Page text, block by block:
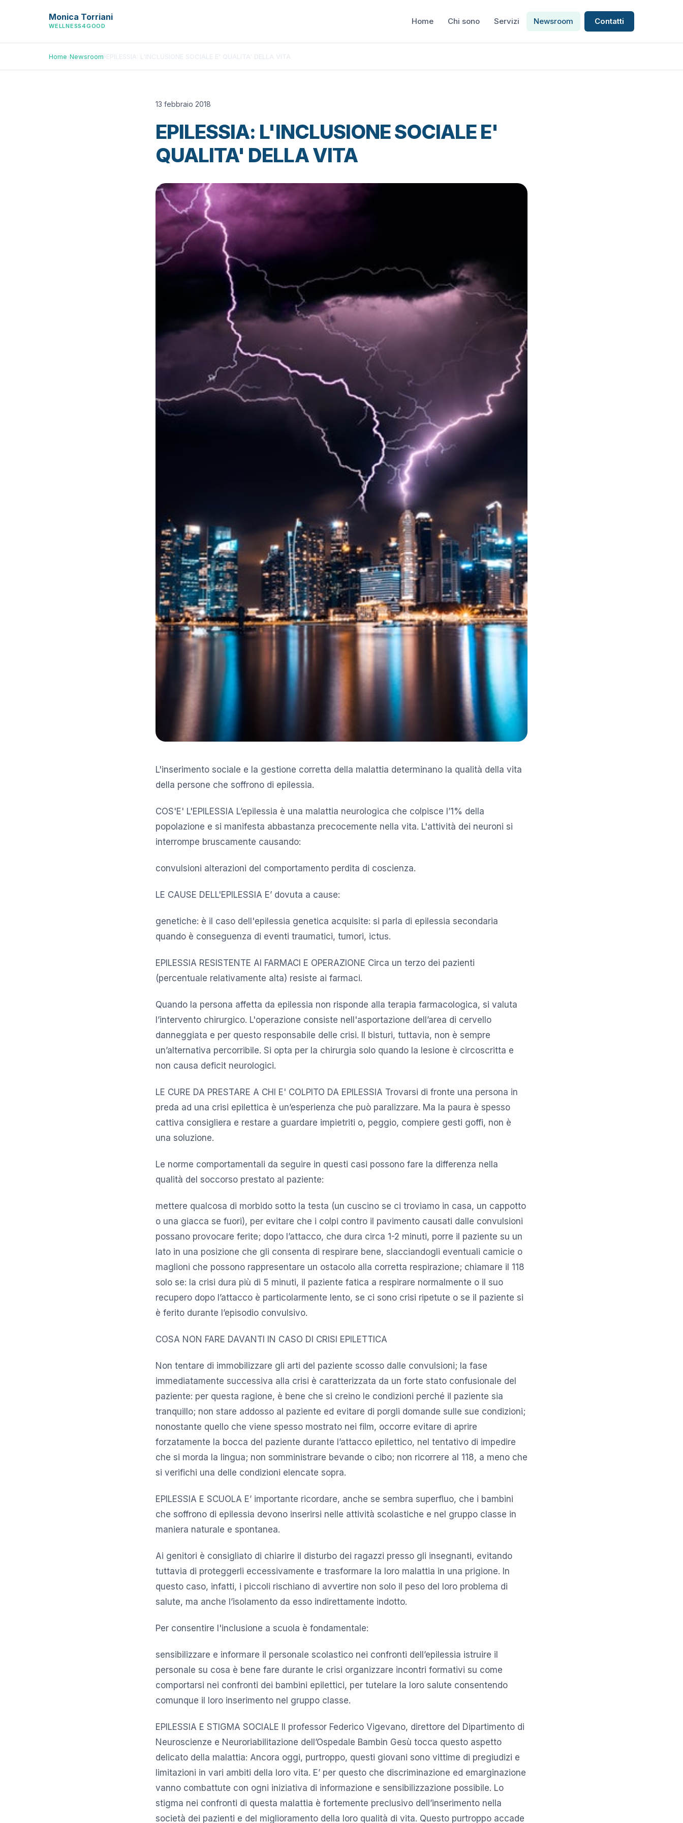
Monica Torriani
WELLNESS4GOOD Home Chi sono Servizi Newsroom Contatti
Home›Newsroom›EPILESSIA: L'INCLUSIONE SOCIALE E' QUALITA' DELLA VITA
13 febbraio 2018
EPILESSIA: L'INCLUSIONE SOCIALE E'
QUALITA' DELLA VITA
L'inserimento sociale e la gestione corretta della malattia determinano la qualità della vita
della persone che soffrono di epilessia.
COS'E' L'EPILESSIA L’epilessia è una malattia neurologica che colpisce l’1% della
popolazione e si manifesta abbastanza precocemente nella vita. L'attività dei neuroni si
interrompe bruscamente causando:
convulsioni alterazioni del comportamento perdita di coscienza.
LE CAUSE DELL'EPILESSIA E’ dovuta a cause:
genetiche: è il caso dell'epilessia genetica acquisite: si parla di epilessia secondaria
quando è conseguenza di eventi traumatici, tumori, ictus.
EPILESSIA RESISTENTE AI FARMACI E OPERAZIONE Circa un terzo dei pazienti
(percentuale relativamente alta) resiste ai farmaci.
Quando la persona affetta da epilessia non risponde alla terapia farmacologica, si valuta
l’intervento chirurgico. L'operazione consiste nell'asportazione dell’area di cervello
danneggiata e per questo responsabile delle crisi. Il bisturi, tuttavia, non è sempre
un’alternativa percorribile. Si opta per la chirurgia solo quando la lesione è circoscritta e
non causa deficit neurologici.
LE CURE DA PRESTARE A CHI E' COLPITO DA EPILESSIA Trovarsi di fronte una persona in
preda ad una crisi epilettica è un’esperienza che può paralizzare. Ma la paura è spesso
cattiva consigliera e restare a guardare impietriti o, peggio, compiere gesti goffi, non è
una soluzione.
Le norme comportamentali da seguire in questi casi possono fare la differenza nella
qualità del soccorso prestato al paziente:
mettere qualcosa di morbido sotto la testa (un cuscino se ci troviamo in casa, un cappotto
o una giacca se fuori), per evitare che i colpi contro il pavimento causati dalle convulsioni
possano provocare ferite; dopo l’attacco, che dura circa 1-2 minuti, porre il paziente su un
lato in una posizione che gli consenta di respirare bene, slacciandogli eventuali camicie o
maglioni che possono rappresentare un ostacolo alla corretta respirazione; chiamare il 118
solo se: la crisi dura più di 5 minuti, il paziente fatica a respirare normalmente o il suo
recupero dopo l’attacco è particolarmente lento, se ci sono crisi ripetute o se il paziente si
è ferito durante l’episodio convulsivo.
COSA NON FARE DAVANTI IN CASO DI CRISI EPILETTICA
Non tentare di immobilizzare gli arti del paziente scosso dalle convulsioni; la fase
immediatamente successiva alla crisi è caratterizzata da un forte stato confusionale del
paziente: per questa ragione, è bene che si creino le condizioni perché il paziente sia
tranquillo; non stare addosso al paziente ed evitare di porgli domande sulle sue condizioni;
nonostante quello che viene spesso mostrato nei film, occorre evitare di aprire
forzatamente la bocca del paziente durante l’attacco epilettico, nel tentativo di impedire
che si morda la lingua; non somministrare bevande o cibo; non ricorrere al 118, a meno che
si verifichi una delle condizioni elencate sopra.
EPILESSIA E SCUOLA E’ importante ricordare, anche se sembra superfluo, che i bambini
che soffrono di epilessia devono inserirsi nelle attività scolastiche e nel gruppo classe in
maniera naturale e spontanea.
Ai genitori è consigliato di chiarire il disturbo dei ragazzi presso gli insegnanti, evitando
tuttavia di proteggerli eccessivamente e trasformare la loro malattia in una prigione. In
questo caso, infatti, i piccoli rischiano di avvertire non solo il peso del loro problema di
salute, ma anche l’isolamento da esso indirettamente indotto.
Per consentire l'inclusione a scuola è fondamentale:
sensibilizzare e informare il personale scolastico nei confronti dell’epilessia istruire il
personale su cosa è bene fare durante le crisi organizzare incontri formativi su come
comportarsi nei confronti dei bambini epilettici, per tutelare la loro salute consentendo
comunque il loro inserimento nel gruppo classe.
EPILESSIA E STIGMA SOCIALE Il professor Federico Vigevano, direttore del Dipartimento di
Neuroscienze e Neuroriabilitazione dell’Ospedale Bambin Gesù tocca questo aspetto
delicato della malattia: Ancora oggi, purtroppo, questi giovani sono vittime di pregiudizi e
limitazioni in vari ambiti della loro vita. E’ per questo che discriminazione ed emarginazione
vanno combattute con ogni iniziativa di informazione e sensibilizzazione possibile. Lo
stigma nei confronti di questa malattia è fortemente preclusivo dell’inserimento nella
società dei pazienti e del miglioramento della loro qualità di vita. Questo purtroppo accade